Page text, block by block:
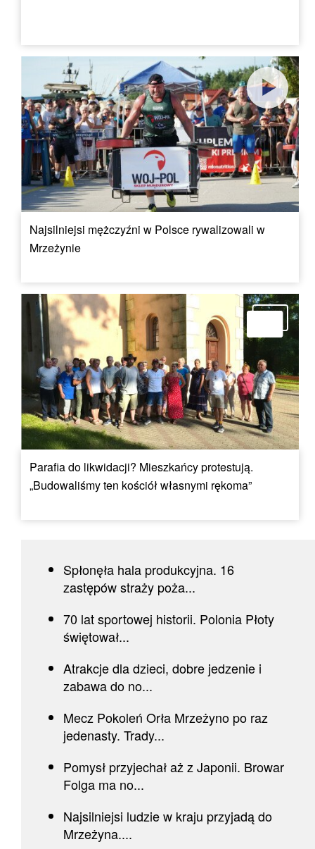
Najsilniejsi mężczyźni w Polsce rywalizowali w
Mrzeżynie
Parafia do likwidacji? Mieszkańcy protestują.
„Budowaliśmy ten kościół własnymi rękoma”
Spłonęła hala produkcyjna. 16
zastępów straży poża...
70 lat sportowej historii. Polonia Płoty
świętował...
Atrakcje dla dzieci, dobre jedzenie i
zabawa do no...
Mecz Pokoleń Orła Mrzeżyno po raz
jedenasty. Trady...
Pomysł przyjechał aż z Japonii. Browar
Folga ma no...
Najsilniejsi ludzie w kraju przyjadą do
Mrzeżyna....